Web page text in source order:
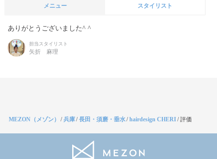
メニュー スタイリスト
ありがとうございました^ ^
担当スタイリスト
矢折 麻理
MEZON（メゾン） /兵庫/長田・須磨・垂水/hairdesign CHERI /評価